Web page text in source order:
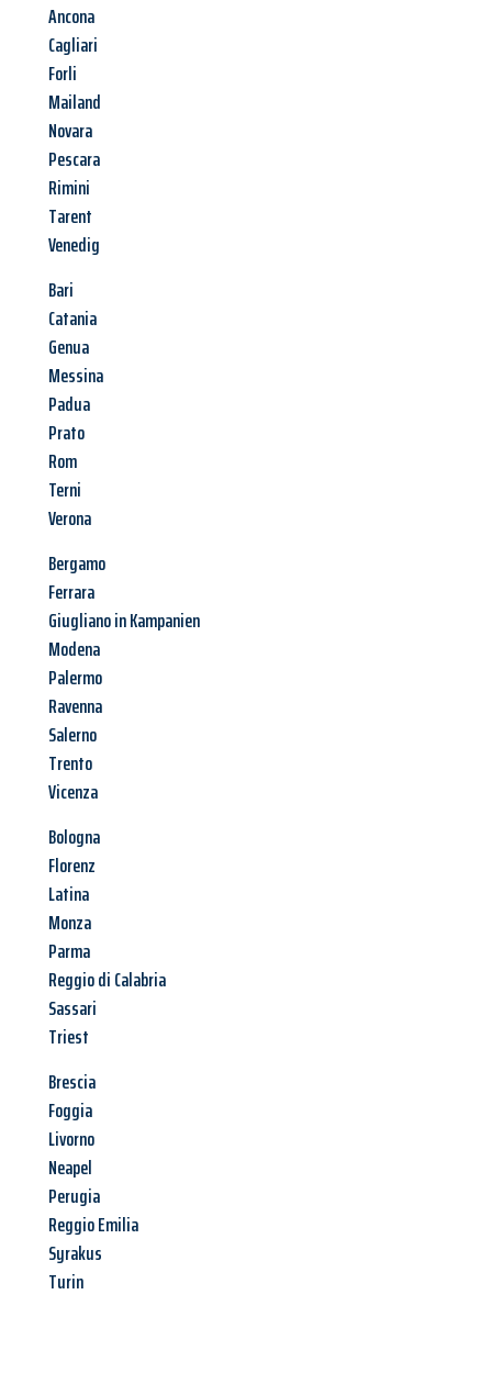
Ancona
Cagliari
Forli
Mailand
Novara
Pescara
Rimini
Tarent
Venedig
Bari
Catania
Genua
Messina
Padua
Prato
Rom
Terni
Verona
Bergamo
Ferrara
Giugliano in Kampanien
Modena
Palermo
Ravenna
Salerno
Trento
Vicenza
Bologna
Florenz
Latina
Monza
Parma
Reggio di Calabria
Sassari
Triest
Brescia
Foggia
Livorno
Neapel
Perugia
Reggio Emilia
Syrakus
Turin